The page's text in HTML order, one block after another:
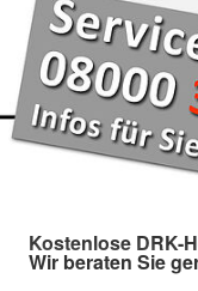
Kostenlose DRK-
Wir beraten Sie